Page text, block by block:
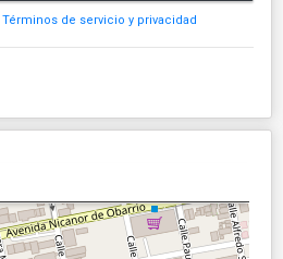
Términos de servicio y privacidad